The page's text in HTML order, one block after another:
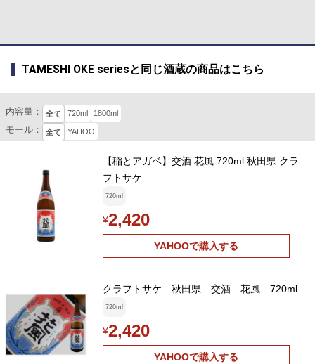
TAMESHI OKE seriesと同じ酒蔵の商品はこちら
内容量： 全て 720ml 1800ml
モール： 全て YAHOO
【稲とアガベ】交酒 花風 720ml 秋田県 クラ
フトサケ
720ml
¥2,420
YAHOOで購入する
クラフトサケ 秋田県 交酒 花風 720ml
720ml
¥2,420
YAHOOで購入する